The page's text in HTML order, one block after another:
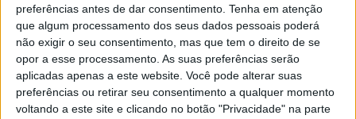
preferências antes de dar consentimento. Tenha em atenção
que algum processamento dos seus dados pessoais poderá
não exigir o seu consentimento, mas que tem o direito de se
opor a esse processamento. As suas preferências serão
aplicadas apenas a este website. Você pode alterar suas
preferências ou retirar seu consentimento a qualquer momento
voltando a este site e clicando no botão "Privacidade" na parte
Pub
TAGS Académico de Viseu Futebol Viseu